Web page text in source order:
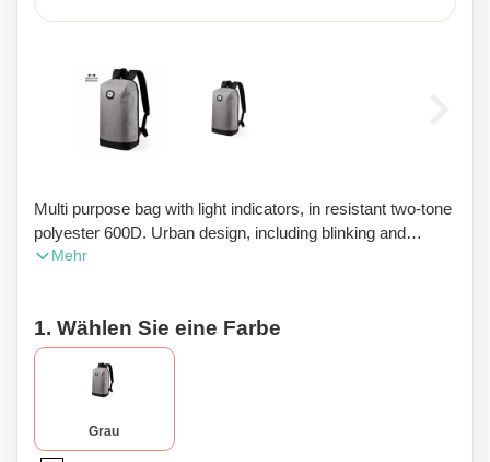
Multi purpose bag with light indicators, in resistant two-tone
polyester 600D. Urban design, including blinking and
steady lights, with 3 lighting modes. Main compartment
included). 4 Leds. 3 Light Modes. Padded Laptop
Compartment. Padded Back and Shoulder Straps. Button
Mehr
1. Wählen Sie eine Farbe
Grau